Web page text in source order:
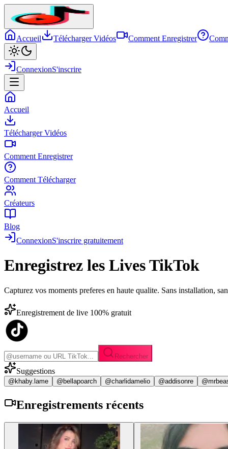
Accueil Télécharger Vidéos Comment Enregistrer
ConnexionS'inscrire
Accueil
Télécharger Vidéos
Comment Enregistrer
Comment Télécharger
Créateurs
Blog
ConnexionS'inscrire gratuitement
Enregistrez les Lives TikTok
Capturez vos moments preferes en haute qualite. Sans installation,
Enregistrement de live 100% gratuit
Rechercher
Suggestions
@khaby.lame @bellapoarch @charlidamelio @addisonre
Enregistrements récents